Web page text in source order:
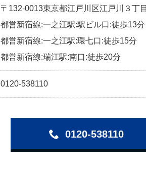
〒132-0013東京都江戸川区江戸川３丁
都営新宿線:一之江駅:駅ビル口:徒歩13分
都営新宿線:一之江駅:環七口:徒歩15分
都営新宿線:瑞江駅:南口:徒歩20分
0120-538110
0120-538110